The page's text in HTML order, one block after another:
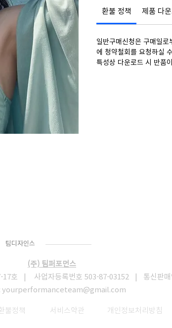
환불 정책 제품 다
일반구매신청은 구매일
에 청약철회를 요청하실
특성상 다운로드 시 반품
팀디자인스
(주) 팀퍼포먼스
17호 | 사업자등록번호 503-87-03152 | 통신판매
yourperformanceteam@gmail.com
불정책 서비스약관 개인정보처리방침